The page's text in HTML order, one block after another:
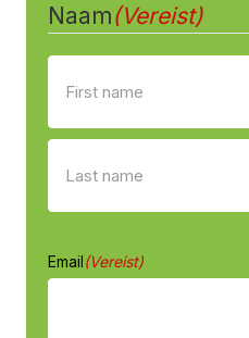
Naam(Vereist)
Voornaam
Email(Vereist)